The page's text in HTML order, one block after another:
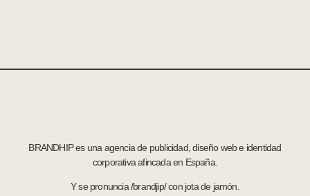
BRANDHIP es una agencia de publicidad, diseño web e identidad
corporativa afincada en España.
Y se pronuncia /brandjip/ con jota de jamón.